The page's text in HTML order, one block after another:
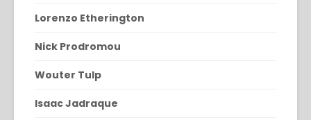
Lorenzo Etherington
Nick Prodromou
Wouter Tulp
Isaac Jadraque